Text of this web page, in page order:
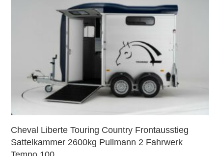
Cheval Liberte Touring Country Frontausstieg
Sattelkammer 2600kg Pullmann 2 Fahrwerk